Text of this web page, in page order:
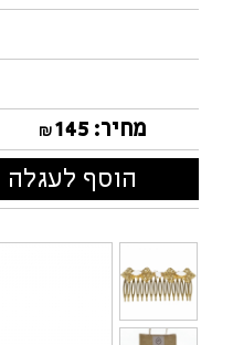
מחיר: ₪ 145
הוסף לעגלה